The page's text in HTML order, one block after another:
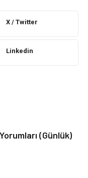
& Siyaset
X / Twitter
Linkedin
(Günlük)